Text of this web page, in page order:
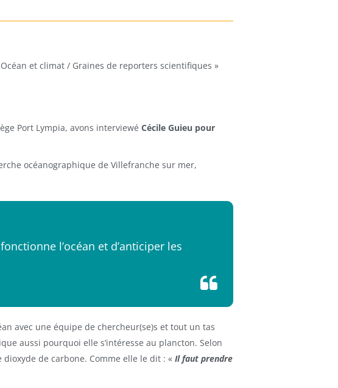
et climat / Graines de reporters scientifiques »
Port Lympia, avons interviewé Cécile Guieu pour
océanographique de Villefranche sur mer,
l’océan et d’anticiper les
avec une équipe de chercheur(se)s et tout un tas
aussi pourquoi elle s’intéresse au plancton. Selon
de carbone. Comme elle le dit : « Il faut prendre